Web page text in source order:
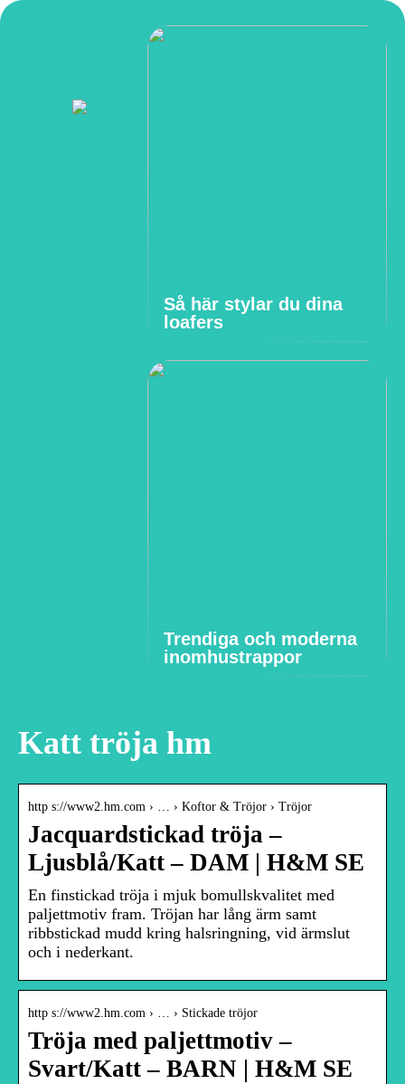
Så här stylar du dina
loafers
Trendiga och moderna
inomhustrappor
Katt tröja hm
http s://www2.hm.com › … › Koftor & Tröjor › Tröjor
Jacquardstickad tröja –
Ljusblå/Katt – DAM | H&M SE
En finstickad tröja i mjuk bomullskvalitet med
paljettmotiv fram. Tröjan har lång ärm samt
ribbstickad mudd kring halsringning, vid ärmslut
och i nederkant.
http s://www2.hm.com › … › Stickade tröjor
Tröja med paljettmotiv –
Svart/Katt – BARN | H&M SE